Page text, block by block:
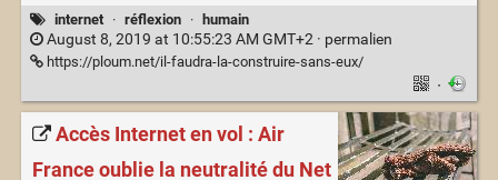
internet · réflexion · humain
August 8, 2019 at 10:55:23 AM GMT+2 · permalien
https://ploum.net/il-faudra-la-construire-sans-eux/
·
Accès Internet en vol : Air
France oublie la neutralité du Net